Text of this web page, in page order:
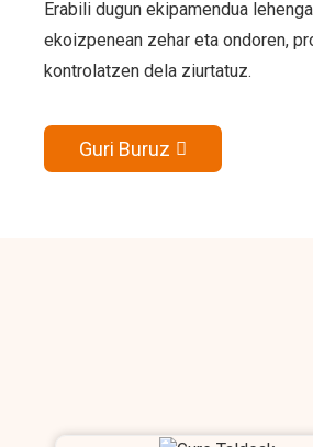
Erabili dugun ekipamendua
ekoizpenean zehar eta ondoren,
kontrolatzen dela ziurtatuz.
Guri Buruz